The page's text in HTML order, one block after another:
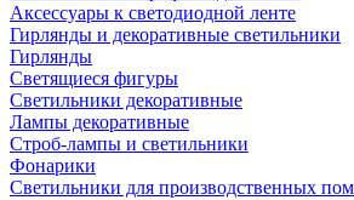
Аксессуары к светодиодной ленте
Гирлянды и декоративные светильники
Гирлянды
Светящиеся фигуры
Светильники декоративные
Лампы декоративные
Строб-лампы и светильники
Фонарики
Светильники для производственных